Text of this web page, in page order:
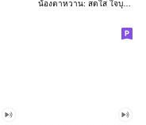
น้องตาหวาน: สดใส ใจบุญ (สีพาสเทล)